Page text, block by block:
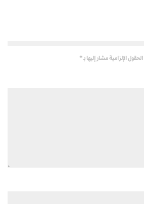
الحقول الإلزامية مشار إليها بـ*